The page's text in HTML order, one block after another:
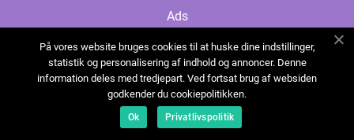
Ads
Cookies
Contact
Sitemap
På vores website bruges cookies til at huske dine indstillinger,
statistik og personalisering af indhold og annoncer. Denne
information deles med tredjepart. Ved fortsat brug af websiden
godkender du cookiepolitikken.
Ok Privatlivspolitik